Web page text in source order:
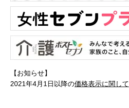
【お知らせ】
2021年4月1日以降の価格表示に関して